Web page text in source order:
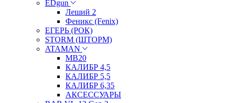
EDgun
Леший 2
Феникс (Fenix)
ЕГЕРЬ (РОК)
STORM (ШТОРМ)
ATAMAN
МВ20
КАЛИБР 4,5
КАЛИБР 5,5
КАЛИБР 6,35
АКСЕССУАРЫ